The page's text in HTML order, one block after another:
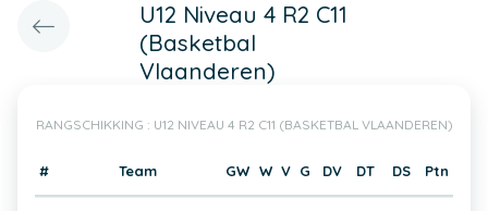
U12 Niveau 4 R2 C11
(Basketbal
Vlaanderen)
RANGSCHIKKING : U12 NIVEAU 4 R2 C11 (BASKETBAL VLAANDEREN)
# Team GW W V G DV DT DS Ptn